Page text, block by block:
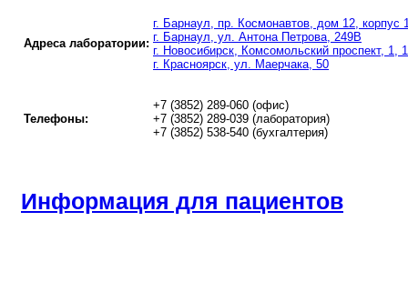
Адреса лаборатории:
г. Барнаул, пр. Космонавтов, дом 12, корпус
г. Барнаул, ул. Антона Петрова, 249В
г. Новосибирск, Комсомольский проспект, 1,
г. Красноярск, ул. Маерчака, 50
Телефоны:
+7 (3852) 289-060 (офис)
+7 (3852) 289-039 (лаборатория)
+7 (3852) 538-540 (бухгалтерия)
Информация для пациентов